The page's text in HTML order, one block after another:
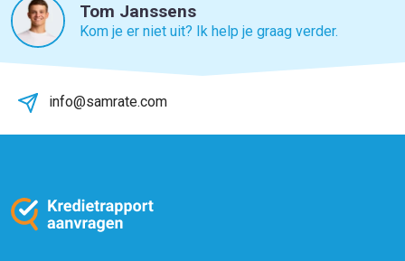
Tom Janssens
Kom je er niet uit? Ik help je graag verder.
info@samrate.com